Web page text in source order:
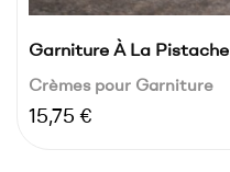
Garniture À La Pistache
Crèmes pour Garniture
Prix
15,75 €